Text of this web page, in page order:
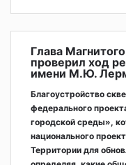
Глава
проверил ход
имени М.Ю.
Благоустройство
федерального
городской среды»,
национального
Территории для